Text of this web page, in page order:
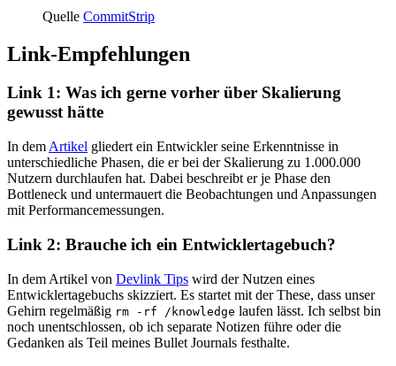
Quelle CommitStrip
Link-Empfehlungen
Link 1: Was ich gerne vorher über Skalierung
gewusst hätte
In dem Artikel gliedert ein Entwickler seine Erkenntnisse in
unterschiedliche Phasen, die er bei der Skalierung zu 1.000.000
Nutzern durchlaufen hat. Dabei beschreibt er je Phase den
Bottleneck und untermauert die Beobachtungen und Anpassungen
mit Performancemessungen.
Link 2: Brauche ich ein Entwicklertagebuch?
In dem Artikel von Devlink Tips wird der Nutzen eines
Entwicklertagebuchs skizziert. Es startet mit der These, dass unser
Gehirn regelmäßig rm -rf /knowledge laufen lässt. Ich selbst bin
noch unentschlossen, ob ich separate Notizen führe oder die
Gedanken als Teil meines Bullet Journals festhalte.